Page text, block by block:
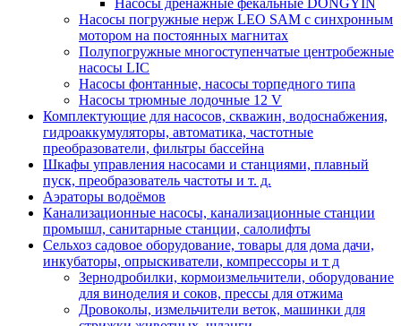
Насосы дренажные фекальные DONGYIN
Насосы погружные нерж LEO SAM с синхронным
мотором на постоянных магнитах
Полупогружные многоступенчатые центробежные
насосы LIC
Насосы фонтанные, насосы торпедного типа
Насосы трюмные лодочные 12 V
Комплектующие для насосов, скважин, водоснабжения,
гидроаккумуляторы, автоматика, частотные
преобразователи, фильтры бассейна
Шкафы управления насосами и станциями, плавный
пуск, преобразователь частоты и т. д.
Аэраторы водоёмов
Канализационные насосы, канализационные станции
промышл, санитарные станции, салолифты
Сельхоз садовое оборудование, товары для дома дачи,
инкубаторы, опрыскиватели, компрессоры и т д
Зернодробилки, кормоизмельчители, оборудование
для виноделия и соков, прессы для отжима
Дровоколы, измельчители веток, машинки для